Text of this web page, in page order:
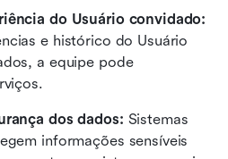
do Usuário convidado:
e histórico do Usuário
a equipe pode
dos dados: Sistemas
informações sensíveis